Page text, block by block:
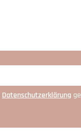
Daten­schutz­erklärung